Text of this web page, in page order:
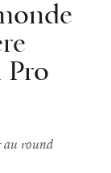
Pro
au round